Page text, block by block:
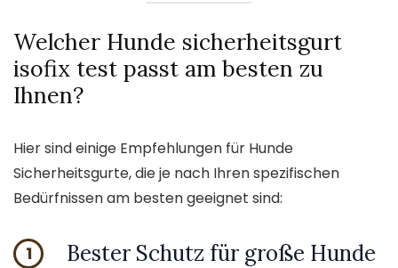
Welcher Hunde sicherheitsgurt
isofix test passt am besten zu
Ihnen?
Hier sind einige Empfehlungen für Hunde
Sicherheitsgurte, die je nach Ihren spezifischen
Bedürfnissen am besten geeignet sind:
1 Bester Schutz für große Hunde